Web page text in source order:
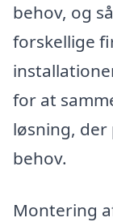
behov, og
forskellige
for at
løsning,
behov.
Montering